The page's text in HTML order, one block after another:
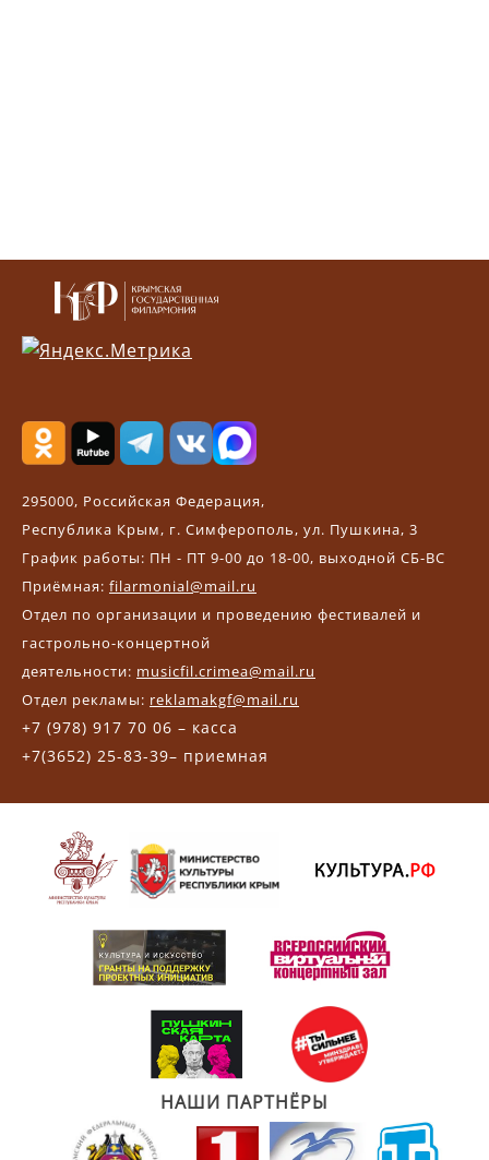
295000, Российская Федерация,
Республика Крым, г. Симферополь, ул. Пушкина, 3
График работы: ПН - ПТ 9-00 до 18-00, выходной СБ-ВС
Приёмная: filarmonial@mail.ru
Отдел по организации и проведению фестивалей и
гастрольно-концертной
деятельности: musicfil.crimea@mail.ru
Отдел рекламы: reklamakgf@mail.ru
+7 (978) 917 70 06 – касса
+7(3652) 25-83-39– приемная
НАШИ ПАРТНЁРЫ